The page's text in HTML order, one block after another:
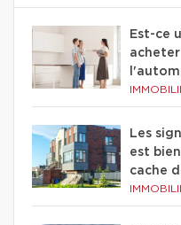
Est-ce
Les
est
cache